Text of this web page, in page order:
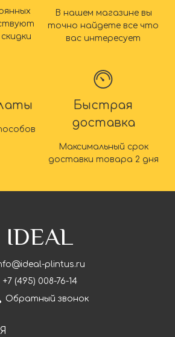
В нашем магазине вы
точно найдете все что
вас интересует
Быстрая
доставка
Максимальный срок
доставки товара 2 дня
IDEAL
plintus.ru
+7 (495) 008-76-14
Обратный звонок